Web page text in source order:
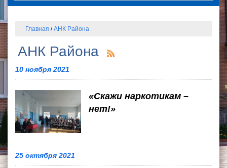
Главная / АНК Района
АНК Района
10 ноября 2021
«Скажи наркотикам –
нет!»
25 октября 2021